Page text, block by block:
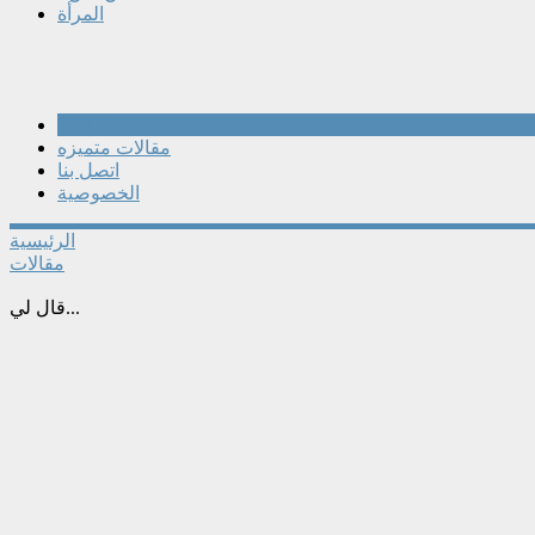
المرأة
مقالات متميزه
اتصل بنا
الخصوصية
الرئيسية
مقالات
قال لي...